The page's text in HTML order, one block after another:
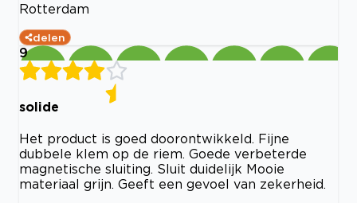
Rotterdam
delen
9
solide
Het product is goed doorontwikkeld. Fijne
dubbele klem op de riem. Goede verbeterde
magnetische sluiting. Sluit duidelijk Mooie
materiaal grijn. Geeft een gevoel van zekerheid.